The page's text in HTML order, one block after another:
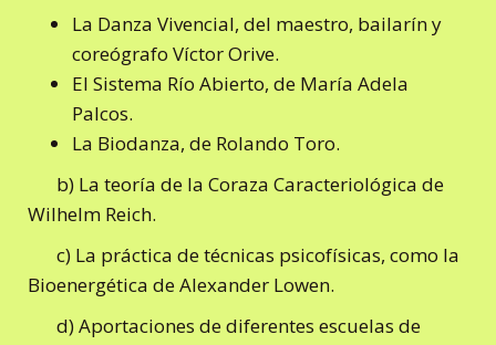
La Danza Vivencial, del maestro, bailarín y
coreógrafo Víctor Orive.
El Sistema Río Abierto, de María Adela
Palcos.
La Biodanza, de Rolando Toro.
b) La teoría de la Coraza Caracteriológica de
Wilhelm Reich.
c) La práctica de técnicas psicofísicas, como la
Bioenergética de Alexander Lowen.
d) Aportaciones de diferentes escuelas de